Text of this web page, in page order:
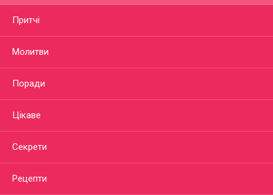
Притчі
Молитви
Поради
Цікаве
Секрети
Рецепти